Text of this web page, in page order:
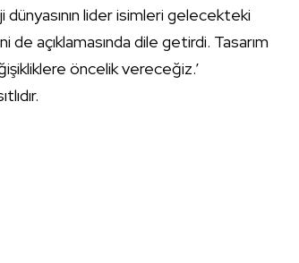
lider isimleri gelecekteki
açıklamasında dile getirdi. Tasarım
öncelik vereceğiz.’